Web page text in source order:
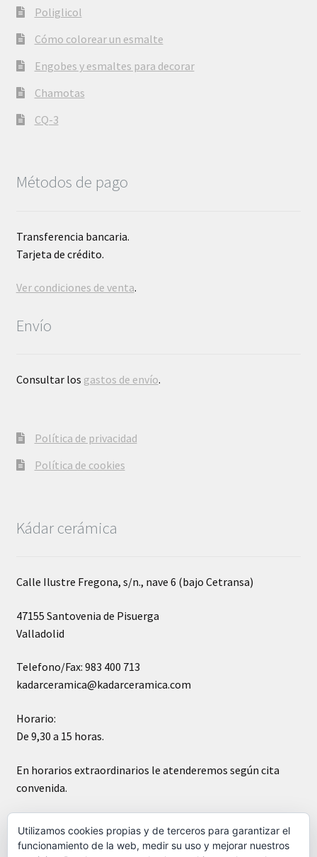
Poliglicol
Cómo colorear un esmalte
Engobes y esmaltes para decorar
Chamotas
CQ-3
Métodos de pago
Transferencia bancaria.
Tarjeta de crédito.
Ver condiciones de venta.
Envío
Consultar los gastos de envío.
Política de privacidad
Política de cookies
Kádar cerámica
Calle Ilustre Fregona, s/n., nave 6 (bajo Cetransa)
47155 Santovenia de Pisuerga
Valladolid
Telefono/Fax: 983 400 713
kadarceramica@kadarceramica.com
Horario:
De 9,30 a 15 horas.
En horarios extraordinarios le atenderemos según cita
convenida.
Utilizamos cookies propias y de terceros para garantizar el
funcionamiento de la web, medir su uso y mejorar nuestros